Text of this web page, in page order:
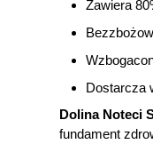
Zawiera
Dostarcza
Dolina Noteci
fundament